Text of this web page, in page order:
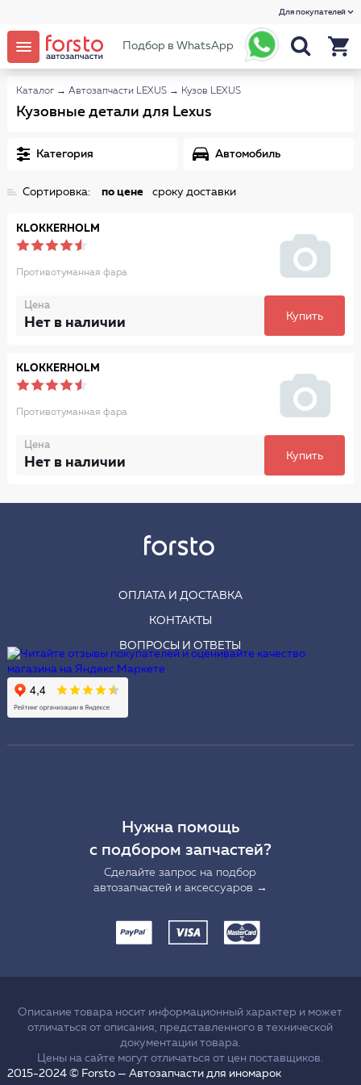
Для покупателей
Подбор в WhatsApp
Каталог → Автозапчасти LEXUS → Кузов LEXUS
Кузовные детали для Lexus
Категория Автомобиль
Сортировка: по цене сроку доставки
KLOKKERHOLM
Противотуманная фара
Цена
Нет в наличии Купить
KLOKKERHOLM
Противотуманная фара
Цена
Нет в наличии Купить
ОПЛАТА И ДОСТАВКА
КОНТАКТЫ
ВОПРОСЫ И ОТВЕТЫ
Нужна помощь
с подбором запчастей?
Сделайте запрос на подбор
автозапчастей и аксессуаров →
Описание товара носит информационный характер и может
отличаться от описания, представленного в технической
документации товара.
Цены на сайте могут отличаться от цен поставщиков.
2015-2024 © Forsto — Автозапчасти для иномарок